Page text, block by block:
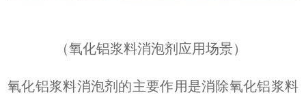
（氧化铝浆料消泡剂应用场景）
氧化铝浆料消泡剂的主要作用是消除氧化铝浆料